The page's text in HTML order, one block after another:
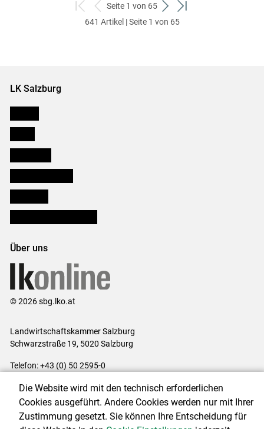
zum
ersten
zurück
zum
Seite 1 von 65
weiter
zum
zum
641 Artikel | Seite 1 von 65
LK Salzburg
Über uns
© 2026 sbg.lko.at
Landwirtschaftskammer Salzburg
Schwarzstraße 19, 5020 Salzburg
Telefon: +43 (0) 50 2595-0
Impressum|Kontakt|Datenschutzerklärung|Barrierefreiheit|
Cookie-Einstellungen
Die Website wird mit den technisch erforderlichen
Cookies ausgeführt. Andere Cookies werden nur mit Ihrer
Zustimmung gesetzt. Sie können Ihre Entscheidung für